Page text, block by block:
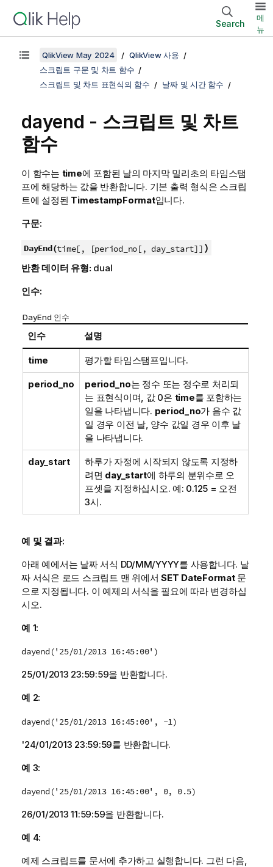
Search
메
뉴
QlikView May 2024
QlikView 사용
스크립트 구문 및 차트 함수
스크립트 및 차트 표현식의 함수
날짜 및 시간 함수
dayend - 스크립트 및 차트
함수
이 함수는 time에 포함된 날의 마지막 밀리초의 타임스탬
프에 해당하는 값을 반환합니다. 기본 출력 형식은 스크립
트에 설정된 TimestampFormat입니다.
구문:
DayEnd(time[, [period_no[, day_start]] )
반환 데이터 유형:dual
인수:
DayEnd 인수
인수 설명
time 평가할 타임스탬프입니다.
period_no period_no는 정수 또는 정수로 처리되
는 표현식이며, 값 0은 time를 포함하는
일을 나타냅니다. period_no가 음수 값
일 경우 이전 날, 양수 값일 경우 이후 날
을 나타냅니다.
day_start
하루가 자정에 시작되지 않도록 지정하
려면 day_start에 하루의 분위수로 오
프셋을 지정하십시오. 예: 0.125 = 오전
3시.
예 및 결과:
아래 예에서는 날짜 서식 DD/MM/YYYY를 사용합니다. 날
짜 서식은 로드 스크립트 맨 위에서 SET DateFormat문
으로 지정됩니다. 이 예제의 서식을 필요에 따라 변경하십
시오.
예 1:
dayend('25/01/2013 16:45:00')
25/01/2013 23:59:59을 반환합니다.
예 2:
dayend('25/01/2013 16:45:00', -1)
'24/01/2013 23:59:59를 반환합니다.
예 3:
dayend('25/01/2013 16:45:00', 0, 0.5)
26/01/2013 11:59:59을 반환합니다.
예 4:
예제 스크립트를 문서에 추가하고 실행합니다. 그런 다음,